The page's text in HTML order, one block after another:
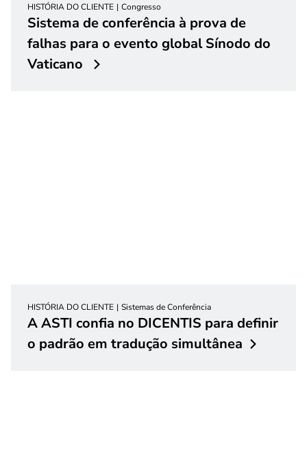
HISTÓRIA DO CLIENTE Congresso
Sistema de conferência à prova de
falhas para o evento global Sínodo do
Vaticano
HISTÓRIA DO CLIENTE Sistemas de Conferência
A ASTI confia no DICENTIS para definir
o padrão em tradução simultânea